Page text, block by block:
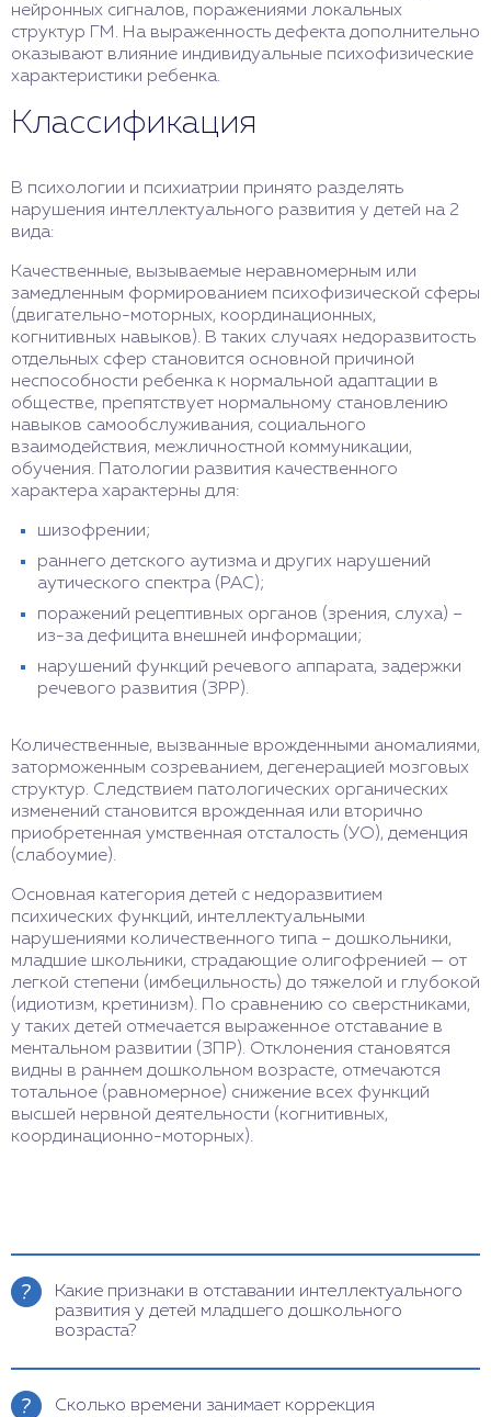
нейронных сигналов, поражениями локальных
структур ГМ. На выраженность дефекта дополнительно
оказывают влияние индивидуальные психофизические
характеристики ребенка.
Классификация
В психологии и психиатрии принято разделять
нарушения интеллектуального развития у детей на 2
вида:
Качественные, вызываемые неравномерным или
замедленным формированием психофизической сферы
(двигательно-моторных, координационных,
когнитивных навыков). В таких случаях недоразвитость
отдельных сфер становится основной причиной
неспособности ребенка к нормальной адаптации в
обществе, препятствует нормальному становлению
навыков самообслуживания, социального
взаимодействия, межличностной коммуникации,
обучения. Патологии развития качественного
характера характерны для:
шизофрении;
раннего детского аутизма и других нарушений
аутического спектра (РАС);
поражений рецептивных органов (зрения, слуха) –
из-за дефицита внешней информации;
нарушений функций речевого аппарата, задержки
речевого развития (ЗРР).
Количественные, вызванные врожденными аномалиями,
заторможенным созреванием, дегенерацией мозговых
структур. Следствием патологических органических
изменений становится врожденная или вторично
приобретенная умственная отсталость (УО), деменция
(слабоумие).
Основная категория детей с недоразвитием
психических функций, интеллектуальными
нарушениями количественного типа – дошкольники,
младшие школьники, страдающие олигофренией — от
легкой степени (имбецильность) до тяжелой и глубокой
(идиотизм, кретинизм). По сравнению со сверстниками,
у таких детей отмечается выраженное отставание в
ментальном развитии (ЗПР). Отклонения становятся
видны в раннем дошкольном возрасте, отмечаются
тотальное (равномерное) снижение всех функций
высшей нервной деятельности (когнитивных,
координационно-моторных).
Какие признаки в отставании интеллектуального
развития у детей младшего дошкольного
возраста?
Родителя необходимо обратить внимание и
замечены следующие симптомы:
Сколько времени занимает коррекция